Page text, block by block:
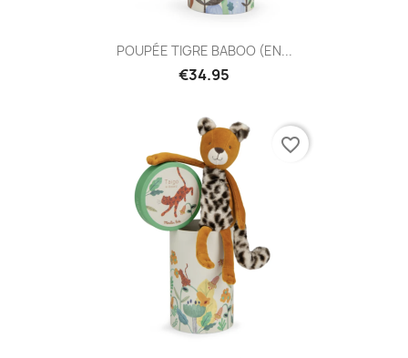
POUPÉE TIGRE BABOO (EN...
€34.95
favorite_border